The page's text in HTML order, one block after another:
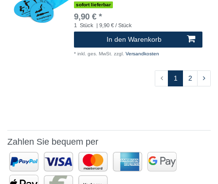
sofort lieferbar
9,90 € *
1 Stück | 9,90 € / Stück
In den Warenkorb
* inkl. ges. MwSt. zzgl. Versandkosten
1 2
Zahlen Sie bequem per